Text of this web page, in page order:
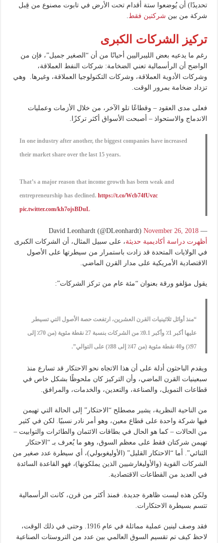
تحديدًا) أن يُوضعوا ستة أقدام تحت الأرض في تابوت مصنوع من قِبل
شركة من بين شركتين فقط
تركيز الشركات الكبرى
رغم ما يدعيه بعض الليبراليين أحيانًا من أن “الصغير جميل”، فإن من
الواضح أن الرأسمالية تعني الضخامة: شركات النفط العملاقة،
وشركات الأدوية العملاقة، وشركات التكنولوجيا العملاقة، وغيرها. وهي
تزداد ضخامة بمرور الوقت.
فعلى مدى العقود – وقطاعًا تلو الآخر، من خلال الأزمات وعمليات
الاندماج والاستحواذ – أصبحت الأسواق أكثر تركزًا.
In one industry after another, the biggest companies have increased
their market share over the last 15 years.
That’s a major reason that income growth has been weak and
entrepreneurship has declined.https://t.co/Wcb74fUvzc
pic.twitter.com/kh7ojsBDuL
— David Leonhardt (@DLeonhardt)
November 26, 2018
أظهرت دراسة أكاديمية حديثة، على سبيل المثال، أن الشركات الكبرى
في الولايات المتحدة قد زادت باستمرار من سيطرتها على الأصول
الاقتصادية الأمريكية على مدار القرن الماضي.
يقول مؤلفو ورقة بعنوان “مئة عام من تركز الشركات”:
“منذ أوائل ثلاثينيات القرن العشرين، ارتفعت حصة الأصول التي تسيطر
عليها أكبر 1٪ وأكبر 0.1٪ من الشركات بنسبة 27 نقطة مئوية (من 70٪ إلى
97٪) و40 نقطة مئوية (من 47٪ إلى 88٪) على التوالي”.
ويقدم الباحثون أدلة على أن هذا الاتجاه نحو الاحتكار قد تسارع منذ
سبعينيات القرن الماضي، وأن التركيز كان ملحوظًا بشكل خاص في
قطاعات التمويل، والصناعة، والتعدين، والخدمات، والمرافق.
من الناحية النظرية، يشير مصطلح “الاحتكار” إلى الحالة التي تهيمن
فيها شركة واحدة على قطاع معين، وهو أمر نادر نسبيًا. لكن في كثير
من الحالات – كما هو الحال في بطاقات الائتمان والطائرات والتوابيت –
تهيمن شركتان فقط على معظم السوق، وهو ما يُعرف بـ “الاحتكار
الثنائي”. أما “الاحتكار القليل” (الأوليغوبولي)، أي سيطرة عدد صغير من
الشركات القوية (والأوليغارشيين الذين يملكونها)، فهو القاعدة السائدة
في العديد من القطاعات الاقتصادية.
ولكن هذه ليست ظاهرة جديدة. فمنذ أكثر من قرن، كانت الرأسمالية
تتسم بسيطرة الاحتكارات.
فقد وصف لينين عملية مماثلة في عام 1916. وحتى في ذلك الوقت،
لاحظ كيف تم تقسيم السوق العالمي بين عدد من التروستات الصناعية